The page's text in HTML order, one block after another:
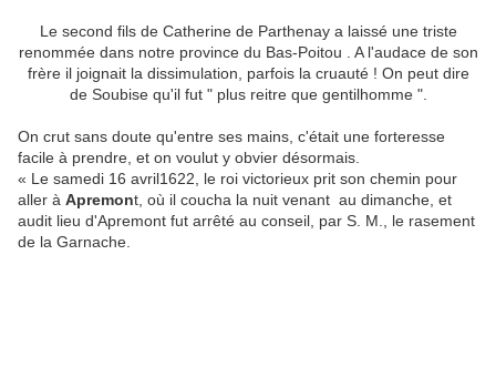
Le second fils de Catherine de Parthenay a laissé une triste
renommée dans notre province du Bas-Poitou . A l'audace de son
frère il joignait la dissimulation, parfois la cruauté ! On peut dire
de Soubise qu'il fut " plus reitre que gentilhomme ".
On crut sans doute qu'entre ses mains, c'était une forteresse
facile à prendre, et on voulut y obvier désormais.
« Le samedi 16 avril1622, le roi victorieux prit son chemin pour
aller à Apremont, où il coucha la nuit venant au dimanche, et
audit lieu d'Apremont fut arrêté au conseil, par S. M., le rasement
de la Garnache.